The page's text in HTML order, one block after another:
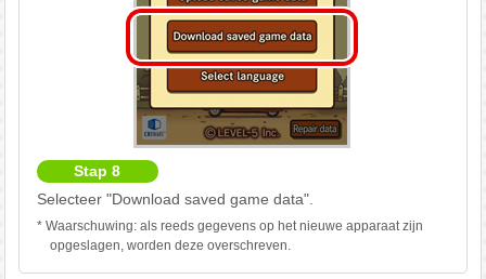
Stap 8
Selecteer "Download saved game data".
* Waarschuwing: als reeds gegevens op het nieuwe apparaat zijn
opgeslagen, worden deze overschreven.